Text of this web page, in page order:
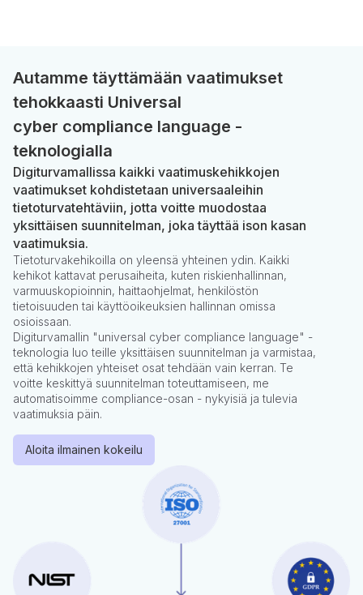
Autamme täyttämään vaatimukset
tehokkaasti Universal
cyber compliance language -
teknologialla
Digiturvamallissa kaikki vaatimuskehikkojen
vaatimukset kohdistetaan universaaleihin
tietoturvatehtäviin, jotta voitte muodostaa
yksittäisen suunnitelman, joka täyttää ison kasan
vaatimuksia.
Tietoturvakehikoilla on yleensä yhteinen ydin. Kaikki
kehikot kattavat perusaiheita, kuten riskienhallinnan,
varmuuskopioinnin, haittaohjelmat, henkilöstön
tietoisuuden tai käyttöoikeuksien hallinnan omissa
osioissaan.
Digiturvamallin "universal cyber compliance language" -
teknologia luo teille yksittäisen suunnitelman ja varmistaa,
että kehikkojen yhteiset osat tehdään vain kerran. Te
voitte keskittyä suunnitelman toteuttamiseen, me
automatisoimme compliance-osan - nykyisiä ja tulevia
vaatimuksia päin.
Aloita ilmainen kokeilu